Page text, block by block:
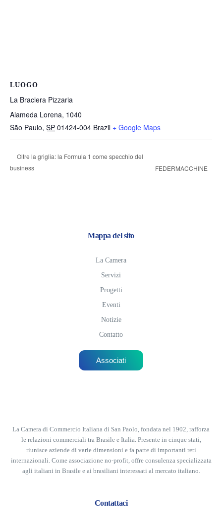
LUOGO
La Braciera Pizzaria
Alameda Lorena, 1040
São Paulo, SP 01424-004 Brazil + Google Maps
Oltre la griglia: la Formula 1 come specchio del
business
FEDERMACCHINE
Mappa del sito
La Camera
Servizi
Progetti
Eventi
Notizie
Contatto
Associati
La Camera di Commercio Italiana di San Paolo, fondata nel 1902, rafforza
le relazioni commerciali tra Brasile e Italia. Presente in cinque stati,
riunisce aziende di varie dimensioni e fa parte di importanti reti
internazionali. Come associazione no-profit, offre consulenza specializzata
agli italiani in Brasile e ai brasiliani interessati al mercato italiano.
Contattaci